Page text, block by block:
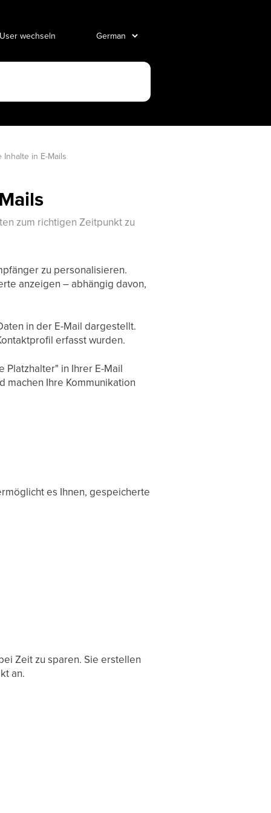
wechseln
in E-Mails
zum richtigen Zeitpunkt zu
zu personalisieren.
anzeigen – abhängig davon,
in der E-Mail dargestellt.
erfasst wurden.
Platzhalter" in Ihrer E-Mail
machen Ihre Kommunikation
es Ihnen, gespeicherte
Zeit zu sparen. Sie erstellen
an.